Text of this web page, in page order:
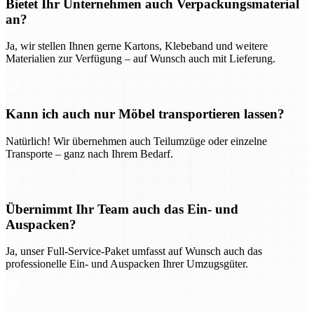
Bietet Ihr Unternehmen auch Verpackungsmaterial
an?
Ja, wir stellen Ihnen gerne Kartons, Klebeband und weitere
Materialien zur Verfügung – auf Wunsch auch mit Lieferung.
Kann ich auch nur Möbel transportieren lassen?
Natürlich! Wir übernehmen auch Teilumzüge oder einzelne
Transporte – ganz nach Ihrem Bedarf.
Übernimmt Ihr Team auch das Ein- und
Auspacken?
Ja, unser Full-Service-Paket umfasst auf Wunsch auch das
professionelle Ein- und Auspacken Ihrer Umzugsgüter.